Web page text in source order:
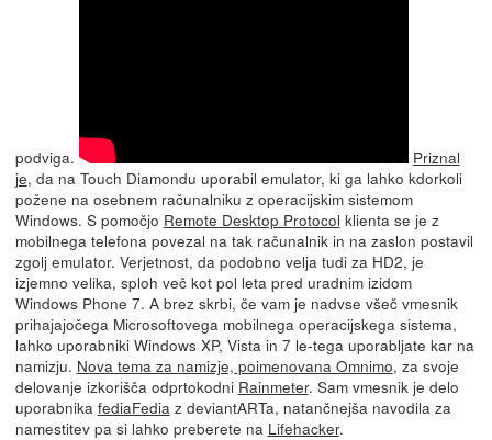
podviga.
Priznal
je, da na Touch Diamondu uporabil emulator, ki ga lahko kdorkoli
požene na osebnem računalniku z operacijskim sistemom
Windows. S pomočjo Remote Desktop Protocol klienta se je z
mobilnega telefona povezal na tak računalnik in na zaslon postavil
zgolj emulator. Verjetnost, da podobno velja tudi za HD2, je
izjemno velika, sploh več kot pol leta pred uradnim izidom
Windows Phone 7. A brez skrbi, če vam je nadvse všeč vmesnik
prihajajočega Microsoftovega mobilnega operacijskega sistema,
lahko uporabniki Windows XP, Vista in 7 le-tega uporabljate kar na
namizju. Nova tema za namizje, poimenovana Omnimo, za svoje
delovanje izkorišča odprtokodni Rainmeter. Sam vmesnik je delo
uporabnika fediaFedia z deviantARTa, natančnejša navodila za
namestitev pa si lahko preberete na Lifehacker.